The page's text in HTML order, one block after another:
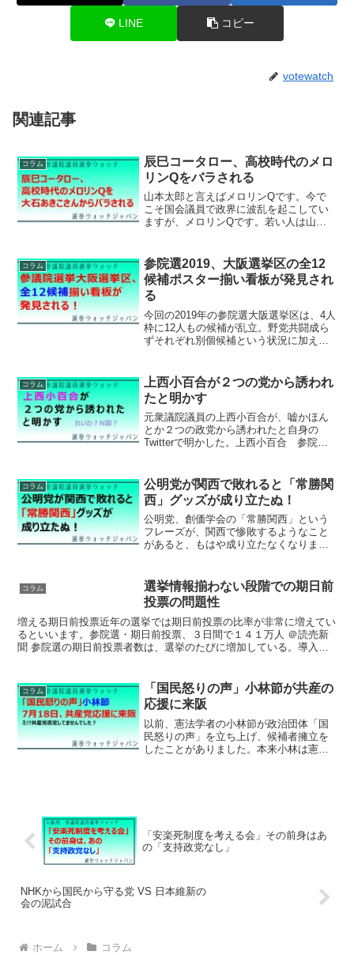
LINE コピー
votewatch
関連記事
コラム
辰巳コータロー、高校時代のメロ
リンQをバラされる
山本太郎と言えばメロリンQです。今で
こそ国会議員で政界に波乱を起こしてい
ますが、メロリンQです。若い人は山本
もともと芸能界入りする前から有名人。
ビートたけしがやっていた...
コラム
参院選2019、大阪選挙区の全12
候補ポスター揃い看板が発見され
る
今回の2019年の参院選大阪選挙区は、4人
枠に12人もの候補が乱立。野党共闘成ら
ずそれぞれ別個候補という状況に加え、
スターを貼りきることは難しく、みなさ
ん頑張ってるのは...
コラム
上西小百合が２つの党から誘われ
たと明かす
元衆議院議員の上西小百合が、嘘かほん
とか２つの政党から誘われたと自身の
Twitterで明かした。上西小百合 参院選
党ってどこでしょう？？大阪であるのは
間違いが無い。勝手...
コラム
公明党が関西で敗れると「常勝関
西」グッズが成り立たぬ！
公明党、創価学会の「常勝関西」という
フレーズが、関西で惨敗するようなこと
があると、もはや成り立たなくなりま
の立ち位置が無くなってしまうのです！
負け続け関西になってしまえ...
コラム
選挙情報揃わない段階での期日前
投票の問題性
増える期日前投票近年の選挙では期日前投票の比率が非常に増えてい
るといいます。参院選・期日前投票、３日間で１４１万人 ＠読売新
聞 参院選の期日前投票者数は、選挙のたびに増加している。導入さ
コラム
「国民怒りの声」小林節が共産の
応援に来阪
以前、憲法学者の小林節が政治団体「国
民怒りの声」を立ち上げ、候補者擁立を
したことがありました。本来小林は憲法
「安楽死制度を考える会」その前身はあ
の「支持政党なし」
NHKから国民から守る党 VS 日本維新の
会の泥試合
ホーム コラム